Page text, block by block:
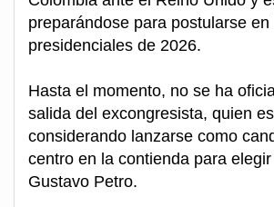
preparándose para postularse
presidenciales de 2026.
Hasta el momento, no se ha
salida del excongresista, quien
considerando lanzarse como
centro en la contienda para
Gustavo Petro.